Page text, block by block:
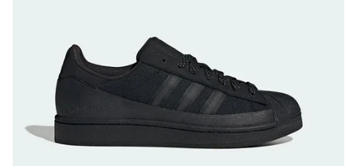
防水鞋推薦 10. PUMA Voyage NITRO™ 4
GORE-TEX：氮氣中底注入，回彈與防滑兼具的
全天候越野跑鞋
防水鞋推薦 11. On Cloudhorizon 2 WP：腳
感軟彈、搭載 Missiongrip™ 的防水輕越野鞋